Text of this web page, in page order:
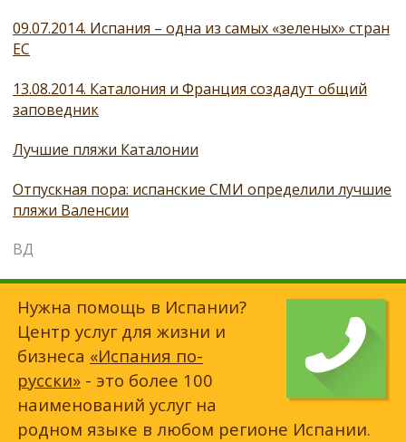
09.07.2014. Испания – одна из самых «зеленых» стран
ЕС
13.08.2014. Каталония и Франция создадут общий
заповедник
Лучшие пляжи Каталонии
Отпускная пора: испанские СМИ определили лучшие
пляжи Валенсии
ВД
Нужна помощь в Испании?
Центр услуг для жизни и
бизнеса «Испания по-
русски» - это более 100
наименований услуг на
родном языке в любом регионе Испании.